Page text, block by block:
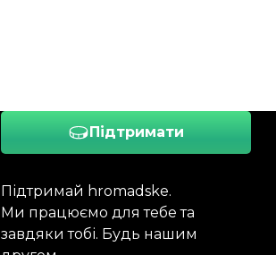
Підтримати
Підтримай hromadske.
Ми працюємо для тебе та
завдяки тобі. Будь нашим